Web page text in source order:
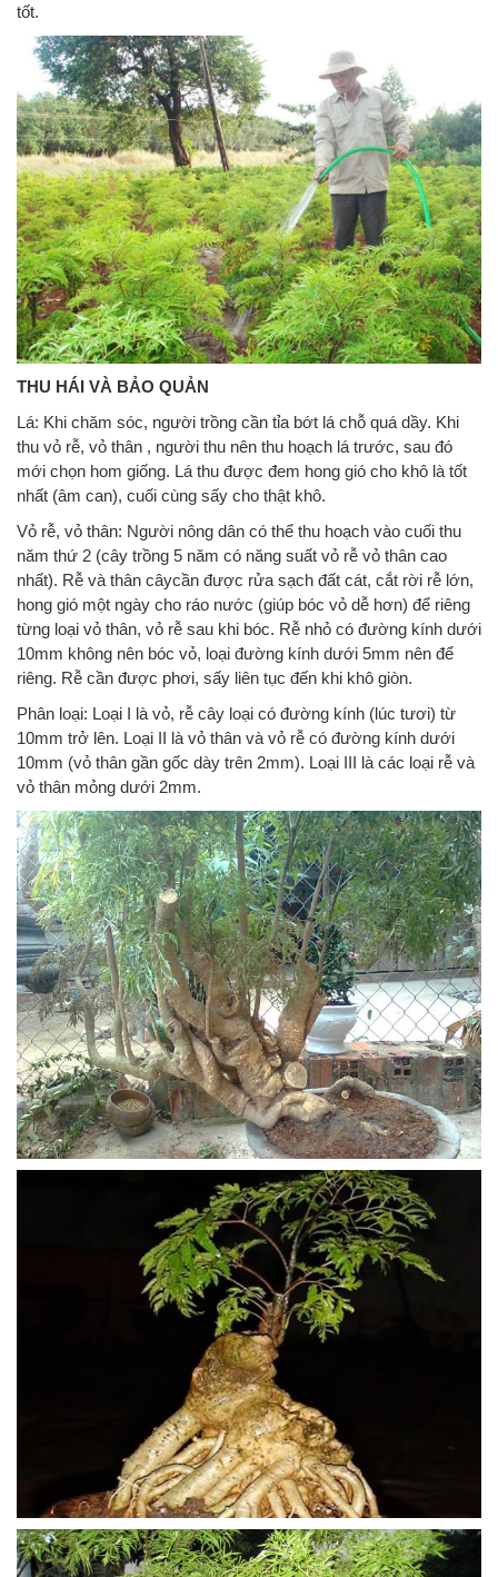
tốt.
THU HÁI VÀ BẢO QUẢN
Lá: Khi chăm sóc, người trồng cần tỉa bớt lá chỗ quá dầy. Khi
thu vỏ rễ, vỏ thân , người thu nên thu hoạch lá trước, sau đó
mới chọn hom giống. Lá thu được đem hong gió cho khô là tốt
nhất (âm can), cuối cùng sấy cho thật khô.
Vỏ rễ, vỏ thân: Người nông dân có thể thu hoạch vào cuối thu
năm thứ 2 (cây trồng 5 năm có năng suất vỏ rễ vỏ thân cao
nhất). Rễ và thân câycần được rửa sạch đất cát, cắt rời rễ lớn,
hong gió một ngày cho ráo nước (giúp bóc vỏ dễ hơn) để riêng
từng loại vỏ thân, vỏ rễ sau khi bóc. Rễ nhỏ có đường kính dưới
10mm không nên bóc vỏ, loại đường kính dưới 5mm nên để
riêng. Rễ cần được phơi, sấy liên tục đến khi khô giòn.
Phân loại: Loại I là vỏ, rễ cây loại có đường kính (lúc tươi) từ
10mm trở lên. Loại II là vỏ thân và vỏ rễ có đường kính dưới
10mm (vỏ thân gần gốc dày trên 2mm). Loại III là các loại rễ và
vỏ thân mỏng dưới 2mm.